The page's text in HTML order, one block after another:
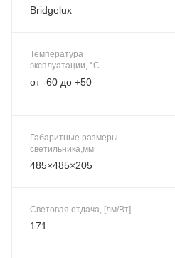
Bridgelux
Температура
эксплуатации, °C
от -60 до +50
Габаритные размеры
светильника,мм
485×485×205
Световая отдача, [лм/Вт]
171